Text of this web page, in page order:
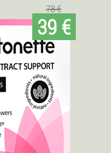
78 €
39 €